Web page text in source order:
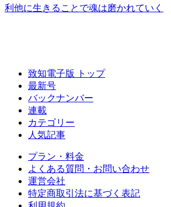
利他に生きることで魂は磨かれていく
致知電子版 トップ
最新号
バックナンバー
連載
カテゴリー
人気記事
プラン・料金
よくある質問・お問い合わせ
運営会社
特定商取引法に基づく表記